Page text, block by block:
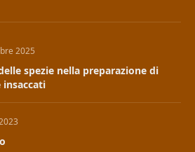
2025
spezie nella preparazione di
insaccati